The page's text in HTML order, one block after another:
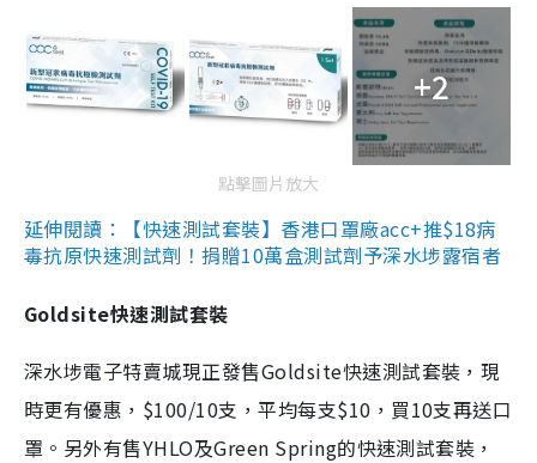
+2
點擊圖片放大
延伸閱讀：【快速測試套裝】香港口罩廠acc+推$18病
毒抗原快速測試劑！捐贈10萬盒測試劑予深水埗露宿者
Goldsite快速測試套裝
深水埗電子特賣城現正發售Goldsite快速測試套裝，現
時更有優惠，$100/10支，平均每支$10，買10支再送口
罩。另外有售YHLO及Green Spring的快速測試套裝，